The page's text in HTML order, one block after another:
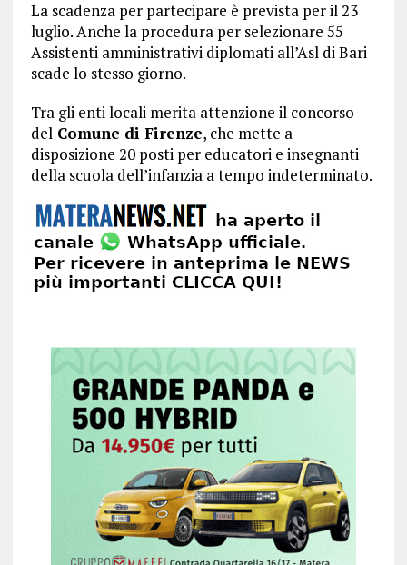
La scadenza per partecipare è prevista per il 23
luglio. Anche la procedura per selezionare 55
Assistenti amministrativi diplomati all’Asl di Bari
scade lo stesso giorno.
Tra gli enti locali merita attenzione il concorso
delComune di Firenze, che mette a
disposizione 20 posti per educatori e insegnanti
della scuola dell’infanzia a tempo indeterminato.